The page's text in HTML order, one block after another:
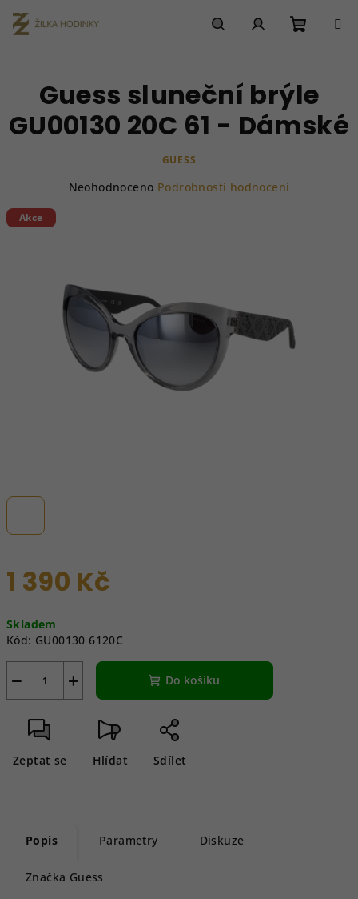
na
obsah
košík
1 390 Kč
cena:
Skladem
Kód: GU00130 6120C
+
− Do košíku
Zeptat se Hlídat Sdílet
Guess sluneční brýle
GU00130 20C 61 - Dámské
GUESS
produktu
hvězdiček.
Neohodnoceno Podrobnosti hodnocení
Akce
Popis Parametry Diskuze
Značka Guess